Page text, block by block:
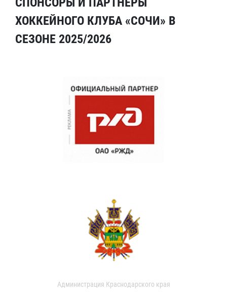
ХОККЕЙНОГО КЛУБА «СОЧИ» В
СЕЗОНЕ 2025/2026
Администрация Краснодарского края